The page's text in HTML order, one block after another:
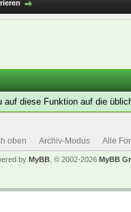
auf diese Funktion auf die
oben Archiv-Modus Alle
by MyBB , © 2002-2026 MyBB